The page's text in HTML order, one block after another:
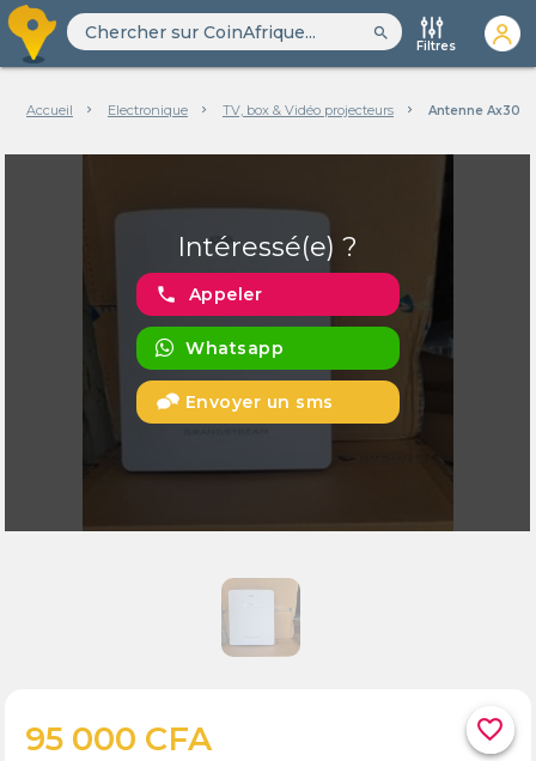
search
Filtres
Accueil Electronique TV, box & Vidéo projecteurs Antenne
Intéressé(e) ?
phone Appeler
Whatsapp
Envoyer un sms
favorite_border
95 000 CFA